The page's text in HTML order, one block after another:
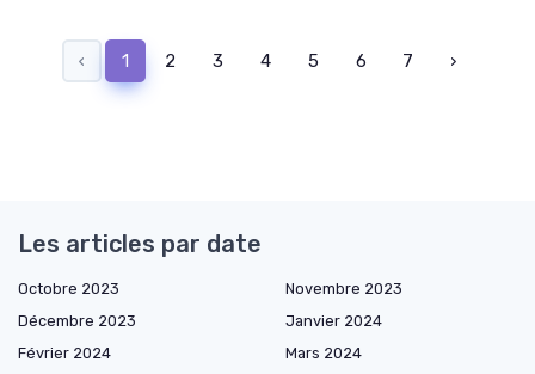
‹ 1 2 3 4 5 6 7 ›
Les articles par date
Octobre 2023
Novembre 2023
Décembre 2023
Janvier 2024
Février 2024
Mars 2024